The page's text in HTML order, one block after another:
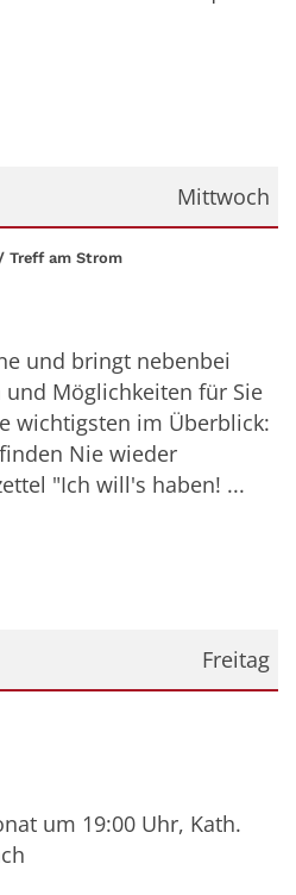
Mittwoch
Treff am Strom:
und bringt nebenbei
Möglichkeiten für Sie
wichtigsten im Überblick:
Nie wieder
"Ich will's haben! ...
Freitag
um 19:00 Uhr, Kath.